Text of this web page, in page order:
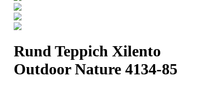
Rund Teppich Xilento
Outdoor Nature 4134-85